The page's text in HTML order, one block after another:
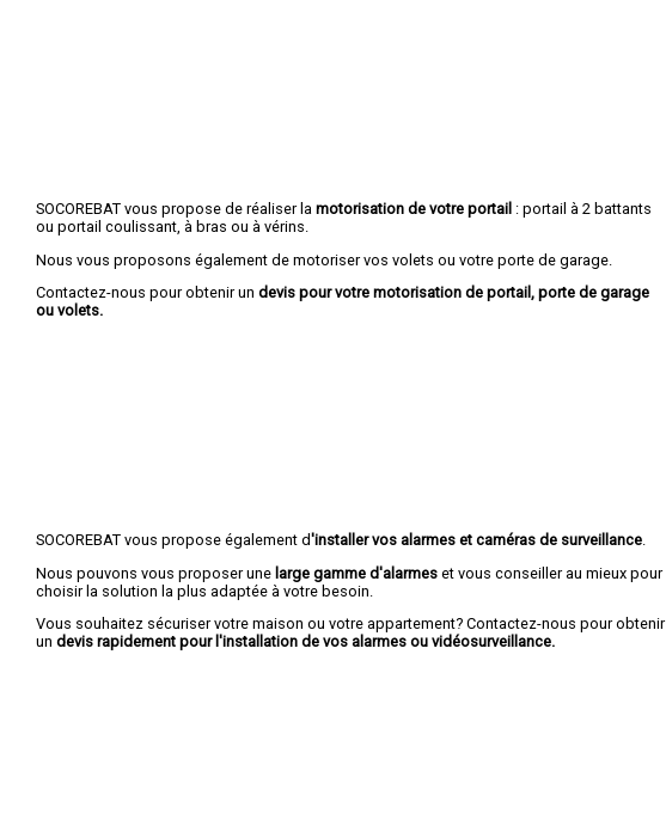
SOCOREBAT vous propose de réaliser la motorisation de votre portail : portail à 2 battants
ou portail coulissant, à bras ou à vérins.
Nous vous proposons également de motoriser vos volets ou votre porte de garage.
Contactez-nous pour obtenir un devis pour votre motorisation de portail, porte de garage
ou volets.
SOCOREBAT vous propose également d'installer vos alarmes et caméras de surveillance
Nous pouvons vous proposer une large gamme d'alarmes et vous conseiller au mieux pour
choisir la solution la plus adaptée à votre besoin.
Vous souhaitez sécuriser votre maison ou votre appartement? Contactez-nous pour obtenir
un devis rapidement pour l'installation de vos alarmes ou vidéosurveillance.